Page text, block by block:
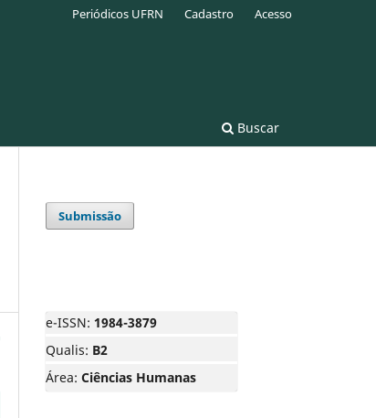
Buscar
Periódicos UFRN Cadastro Acesso
Submissão
e-ISSN: 1984-3879
Qualis: B2
Área: Ciências Humanas